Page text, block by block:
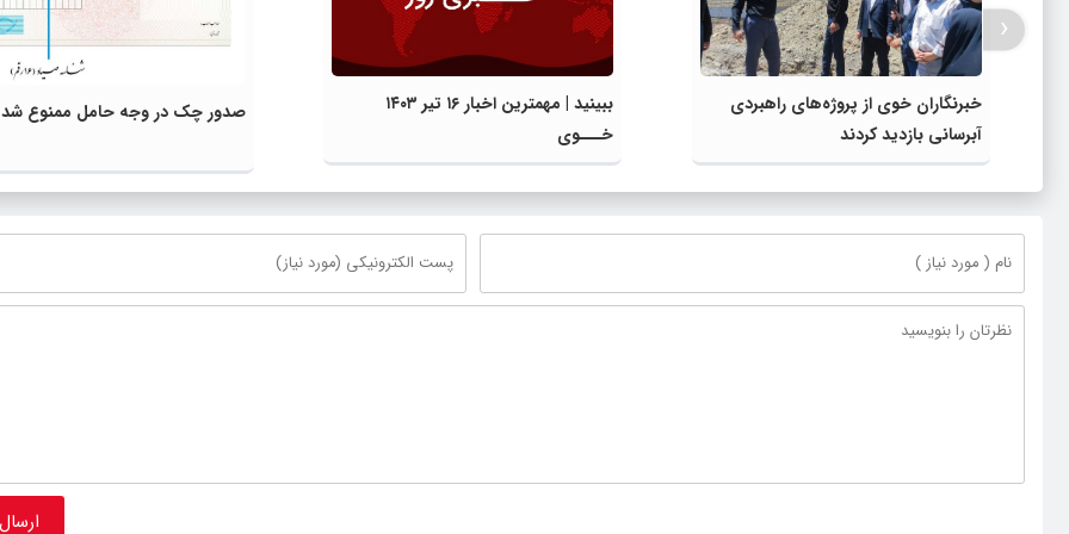
خبرنگاران خوی از پروژه‌های راهبردی
آبرسانی بازدید کردند
ببینید | مهمترین اخبار ۱۶ تیر ۱۴۰۳
خـــوی
صدور چک در وجه حامل ممنوع شد
‹